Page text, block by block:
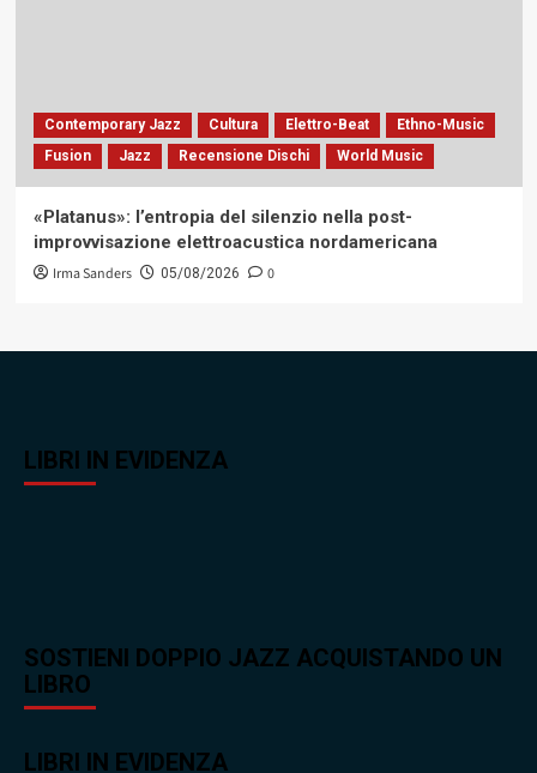
Contemporary Jazz Cultura Elettro-Beat
Ethno-Music
Fusion
Jazz Recensione Dischi World Music
«Platanus»: l’entropia del silenzio nella post-
improvvisazione elettroacustica nordamericana
Irma Sanders 05/08/2026 0
LIBRI IN EVIDENZA
SOSTIENI DOPPIO JAZZ ACQUISTANDO UN
LIBRO
LIBRI IN EVIDENZA